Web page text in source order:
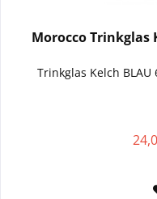
Morocco Trinkglas
Trinkglas Kelch